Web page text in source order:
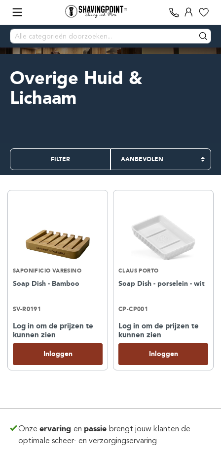
Overige Huid &
Lichaam
FILTER
SAPONIFICIO VARESINO
Soap Dish - Bamboo
SV-R0191
Log in om de prijzen te
kunnen zien
Inloggen
CLAUS PORTO
Soap Dish - porselein - wit
CP-CP001
Log in om de prijzen te
kunnen zien
Inloggen
Onzeervaringen passie brengt jouw klanten de
optimale scheer- en verzorgingservaring